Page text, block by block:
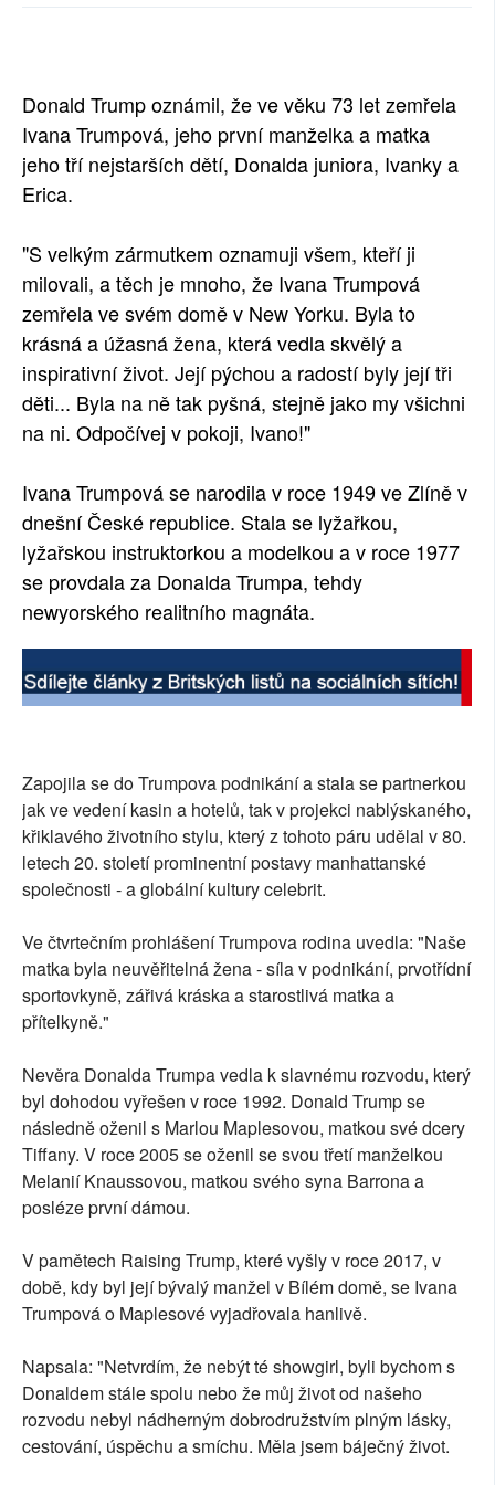
PLNÁ VERZE STRÁNEK
Donald Trump oznámil, že ve věku 73 let zemřela
Ivana Trumpová, jeho první manželka a matka
jeho tří nejstarších dětí, Donalda juniora, Ivanky a
Erica.
"S velkým zármutkem oznamuji všem, kteří ji
milovali, a těch je mnoho, že Ivana Trumpová
zemřela ve svém domě v New Yorku. Byla to
krásná a úžasná žena, která vedla skvělý a
inspirativní život. Její pýchou a radostí byly její tři
děti... Byla na ně tak pyšná, stejně jako my všichni
na ni. Odpočívej v pokoji, Ivano!"
Ivana Trumpová se narodila v roce 1949 ve Zlíně v
dnešní České republice. Stala se lyžařkou,
lyžařskou instruktorkou a modelkou a v roce 1977
se provdala za Donalda Trumpa, tehdy
newyorského realitního magnáta.
Zapojila se do Trumpova podnikání a stala se partnerkou
jak ve vedení kasin a hotelů, tak v projekci nablýskaného,
křiklavého životního stylu, který z tohoto páru udělal v 80.
letech 20. století prominentní postavy manhattanské
společnosti - a globální kultury celebrit.
Ve čtvrtečním prohlášení Trumpova rodina uvedla: "Naše
matka byla neuvěřitelná žena - síla v podnikání, prvotřídní
sportovkyně, zářivá kráska a starostlivá matka a
přítelkyně."
Nevěra Donalda Trumpa vedla k slavnému rozvodu, který
byl dohodou vyřešen v roce 1992. Donald Trump se
následně oženil s Marlou Maplesovou, matkou své dcery
Tiffany. V roce 2005 se oženil se svou třetí manželkou
Melanií Knaussovou, matkou svého syna Barrona a
posléze první dámou.
V pamětech Raising Trump, které vyšly v roce 2017, v
době, kdy byl její bývalý manžel v Bílém domě, se Ivana
Trumpová o Maplesové vyjadřovala hanlivě.
Napsala: "Netvrdím, že nebýt té showgirl, byli bychom s
Donaldem stále spolu nebo že můj život od našeho
rozvodu nebyl nádherným dobrodružstvím plným lásky,
cestování, úspěchu a smíchu. Měla jsem báječný život.